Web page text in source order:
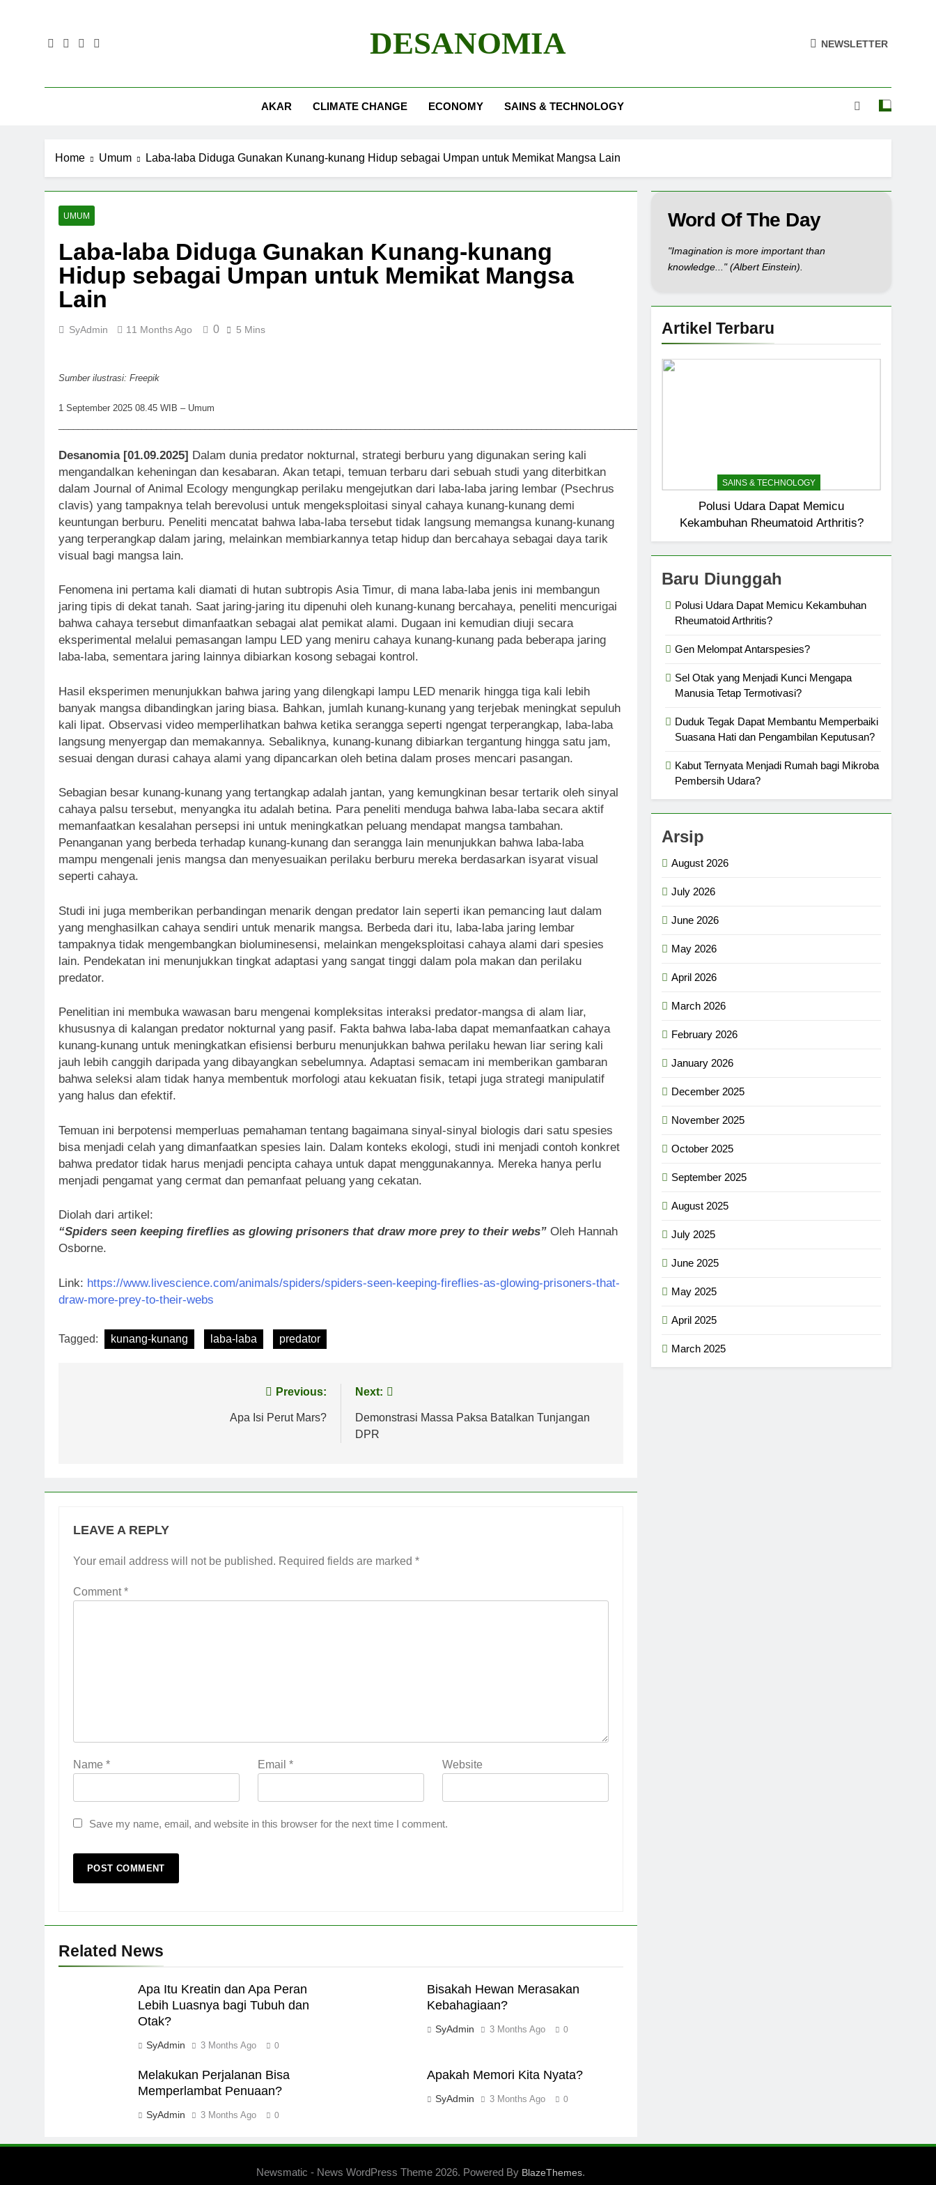
DESANOMIA NEWSLETTER
AKAR CLIMATE CHANGE ECONOMY SAINS & TECHNOLOGY
Home Umum Laba-laba Diduga Gunakan Kunang-kunang Hidup sebagai Umpan untuk Memikat Mangsa Lain
UMUM
Laba-laba Diduga Gunakan Kunang-kunang
Hidup sebagai Umpan untuk Memikat Mangsa
Lain
SyAdmin 11 Months Ago 0 5 Mins
Sumber ilustrasi: Freepik
1 September 2025 08.45 WIB – Umum
Desanomia [01.09.2025] Dalam dunia predator nokturnal, strategi berburu yang digunakan sering kali
mengandalkan keheningan dan kesabaran. Akan tetapi, temuan terbaru dari sebuah studi yang diterbitkan
dalam Journal of Animal Ecology mengungkap perilaku mengejutkan dari laba-laba jaring lembar (Psechrus
clavis) yang tampaknya telah berevolusi untuk mengeksploitasi sinyal cahaya kunang-kunang demi
keuntungan berburu. Peneliti mencatat bahwa laba-laba tersebut tidak langsung memangsa kunang-kunang
yang terperangkap dalam jaring, melainkan membiarkannya tetap hidup dan bercahaya sebagai daya tarik
visual bagi mangsa lain.
Fenomena ini pertama kali diamati di hutan subtropis Asia Timur, di mana laba-laba jenis ini membangun
jaring tipis di dekat tanah. Saat jaring-jaring itu dipenuhi oleh kunang-kunang bercahaya, peneliti mencurigai
bahwa cahaya tersebut dimanfaatkan sebagai alat pemikat alami. Dugaan ini kemudian diuji secara
eksperimental melalui pemasangan lampu LED yang meniru cahaya kunang-kunang pada beberapa jaring
laba-laba, sementara jaring lainnya dibiarkan kosong sebagai kontrol.
Hasil eksperimen menunjukkan bahwa jaring yang dilengkapi lampu LED menarik hingga tiga kali lebih
banyak mangsa dibandingkan jaring biasa. Bahkan, jumlah kunang-kunang yang terjebak meningkat sepuluh
kali lipat. Observasi video memperlihatkan bahwa ketika serangga seperti ngengat terperangkap, laba-laba
langsung menyergap dan memakannya. Sebaliknya, kunang-kunang dibiarkan tergantung hingga satu jam,
sesuai dengan durasi cahaya alami yang dipancarkan oleh betina dalam proses mencari pasangan.
Sebagian besar kunang-kunang yang tertangkap adalah jantan, yang kemungkinan besar tertarik oleh sinyal
cahaya palsu tersebut, menyangka itu adalah betina. Para peneliti menduga bahwa laba-laba secara aktif
memanfaatkan kesalahan persepsi ini untuk meningkatkan peluang mendapat mangsa tambahan.
Penanganan yang berbeda terhadap kunang-kunang dan serangga lain menunjukkan bahwa laba-laba
mampu mengenali jenis mangsa dan menyesuaikan perilaku berburu mereka berdasarkan isyarat visual
seperti cahaya.
Studi ini juga memberikan perbandingan menarik dengan predator lain seperti ikan pemancing laut dalam
yang menghasilkan cahaya sendiri untuk menarik mangsa. Berbeda dari itu, laba-laba jaring lembar
tampaknya tidak mengembangkan bioluminesensi, melainkan mengeksploitasi cahaya alami dari spesies
lain. Pendekatan ini menunjukkan tingkat adaptasi yang sangat tinggi dalam pola makan dan perilaku
predator.
Penelitian ini membuka wawasan baru mengenai kompleksitas interaksi predator-mangsa di alam liar,
khususnya di kalangan predator nokturnal yang pasif. Fakta bahwa laba-laba dapat memanfaatkan cahaya
kunang-kunang untuk meningkatkan efisiensi berburu menunjukkan bahwa perilaku hewan liar sering kali
jauh lebih canggih daripada yang dibayangkan sebelumnya. Adaptasi semacam ini memberikan gambaran
bahwa seleksi alam tidak hanya membentuk morfologi atau kekuatan fisik, tetapi juga strategi manipulatif
yang halus dan efektif.
Temuan ini berpotensi memperluas pemahaman tentang bagaimana sinyal-sinyal biologis dari satu spesies
bisa menjadi celah yang dimanfaatkan spesies lain. Dalam konteks ekologi, studi ini menjadi contoh konkret
bahwa predator tidak harus menjadi pencipta cahaya untuk dapat menggunakannya. Mereka hanya perlu
menjadi pengamat yang cermat dan pemanfaat peluang yang cekatan.
Diolah dari artikel:
“Spiders seen keeping fireflies as glowing prisoners that draw more prey to their webs” Oleh Hannah
Osborne.
Link: https://www.livescience.com/animals/spiders/spiders-seen-keeping-fireflies-as-glowing-prisoners-that-
draw-more-prey-to-their-webs
Tagged: kunang-kunang laba-laba predator
Previous:
Apa Isi Perut Mars?
Next:
Demonstrasi Massa Paksa Batalkan Tunjangan
DPR
LEAVE A REPLY
Your email address will not be published. Required fields are marked *
Comment*
Name * Email* Website
Save my name, email, and website in this browser for the next time I comment.
Related News
Apa Itu Kreatin dan Apa Peran
Lebih Luasnya bagi Tubuh dan
Otak?
SyAdmin 3 Months Ago 0
Bisakah Hewan Merasakan
Kebahagiaan?
SyAdmin 3 Months Ago 0
Melakukan Perjalanan Bisa
Memperlambat Penuaan?
SyAdmin 3 Months Ago 0
Apakah Memori Kita Nyata?
SyAdmin 3 Months Ago 0
Word Of The Day
"Imagination is more important than
knowledge..." (Albert Einstein).
Artikel Terbaru
SAINS & TECHNOLOGY
Polusi Udara Dapat Memicu
Kekambuhan Rheumatoid Arthritis?
Baru Diunggah
Polusi Udara Dapat Memicu Kekambuhan
Rheumatoid Arthritis?
Gen Melompat Antarspesies?
Sel Otak yang Menjadi Kunci Mengapa
Manusia Tetap Termotivasi?
Duduk Tegak Dapat Membantu Memperbaiki
Suasana Hati dan Pengambilan Keputusan?
Kabut Ternyata Menjadi Rumah bagi Mikroba
Pembersih Udara?
Arsip
August 2026
July 2026
June 2026
May 2026
April 2026
March 2026
February 2026
January 2026
December 2025
November 2025
October 2025
September 2025
August 2025
July 2025
June 2025
May 2025
April 2025
March 2025
Newsmatic - News WordPress Theme 2026. Powered By BlazeThemes.